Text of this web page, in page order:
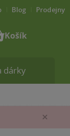
dárky
Blog Prodejny
Košík